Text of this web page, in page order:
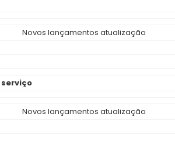
Novos lançamentos atualização
Novos lançamentos atualização